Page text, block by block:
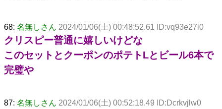
68: 名無しさん 2024/01/06(土) 00:48:52.61 ID:vq93e27i0
クリスピー普通に嬉しいけどな
このセットとクーポンのポテトLとビール6本で
完璧や
87: 名無しさん 2024/01/06(土) 00:52:18.49 ID:Dcrkvjlw0